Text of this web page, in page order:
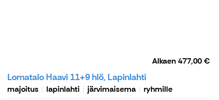
Alkaen477,00 €
Lomatalo Haavi 11+9 hlö, Lapinlahti
majoitus lapinlahti järvimaisema
ryhmille